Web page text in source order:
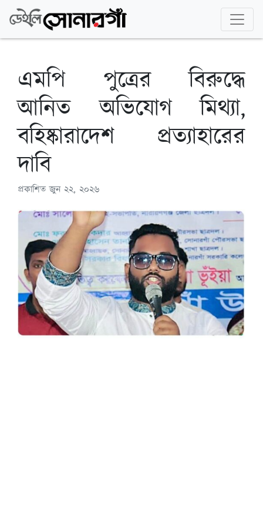
এমপি পুত্রের বিরুদ্ধে
আনিত অভিযোগ মিথ্যা,
বহিষ্কারাদেশ প্রত্যাহারের
দাবি
প্রকাশিতজুন ২২, ২০২৬